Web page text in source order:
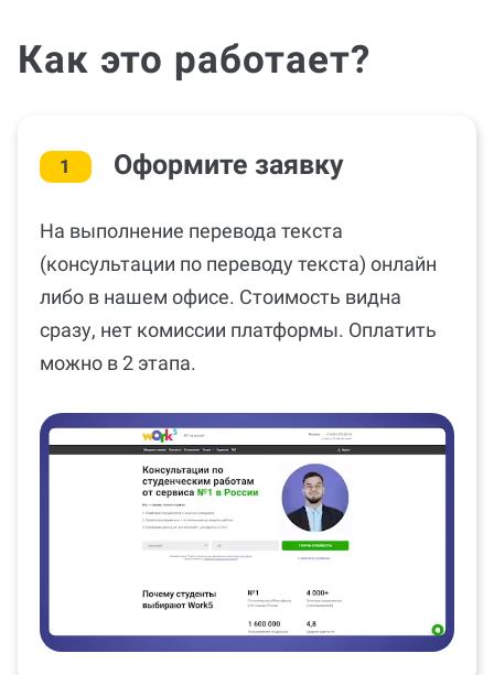
Как это работает?
1 Оформите заявку
На выполнение перевода текста
(консультации по переводу текста) онлайн
либо в нашем офисе. Стоимость видна
сразу, нет комиссии платформы. Оплатить
можно в 2 этапа.